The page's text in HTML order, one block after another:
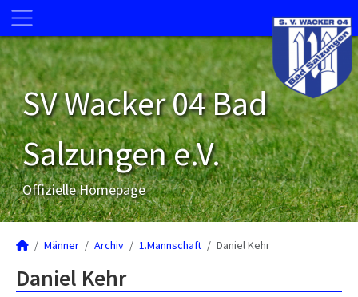
SV Wacker 04 Bad
Salzungen e.V.
Offizielle Homepage
Männer Archiv 1.Mannschaft Daniel Kehr
Daniel Kehr